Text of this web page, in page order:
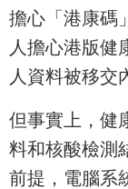
擔心「港康碼
人擔心港版健
人資料被移交
但事實上，健
料和核酸檢測
前提，電腦系